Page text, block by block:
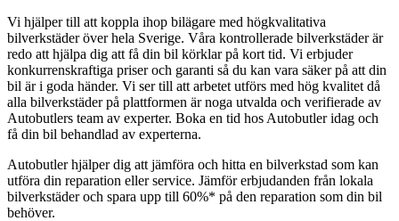
Vi hjälper till att koppla ihop bilägare med högkvalitativa
bilverkstäder över hela Sverige. Våra kontrollerade bilverkstäder är
redo att hjälpa dig att få din bil körklar på kort tid. Vi erbjuder
konkurrenskraftiga priser och garanti så du kan vara säker på att din
bil är i goda händer. Vi ser till att arbetet utförs med hög kvalitet då
alla bilverkstäder på plattformen är noga utvalda och verifierade av
Autobutlers team av experter. Boka en tid hos Autobutler idag och
få din bil behandlad av experterna.
Autobutler hjälper dig att jämföra och hitta en bilverkstad som kan
utföra din reparation eller service. Jämför erbjudanden från lokala
bilverkstäder och spara upp till 60%* på den reparation som din bil
behöver.